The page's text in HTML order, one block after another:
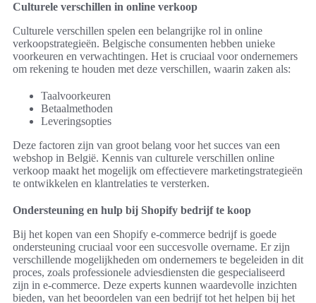
Culturele verschillen in online verkoop
Culturele verschillen spelen een belangrijke rol in online
verkoopstrategieën. Belgische consumenten hebben unieke
voorkeuren en verwachtingen. Het is cruciaal voor ondernemers
om rekening te houden met deze verschillen, waarin zaken als:
Taalvoorkeuren
Betaalmethoden
Leveringsopties
Deze factoren zijn van groot belang voor het succes van een
webshop in België. Kennis van culturele verschillen online
verkoop maakt het mogelijk om effectievere marketingstrategieën
te ontwikkelen en klantrelaties te versterken.
Ondersteuning en hulp bij Shopify bedrijf te koop
Bij het kopen van een Shopify e-commerce bedrijf is goede
ondersteuning cruciaal voor een succesvolle overname. Er zijn
verschillende mogelijkheden om ondernemers te begeleiden in dit
proces, zoals professionele adviesdiensten die gespecialiseerd
zijn in e-commerce. Deze experts kunnen waardevolle inzichten
bieden, van het beoordelen van een bedrijf tot het helpen bij het